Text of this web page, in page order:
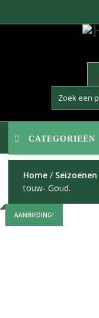
CATEGORIEËN
Home/ Seizoenen
touw- Goud.
AANBIEDING!